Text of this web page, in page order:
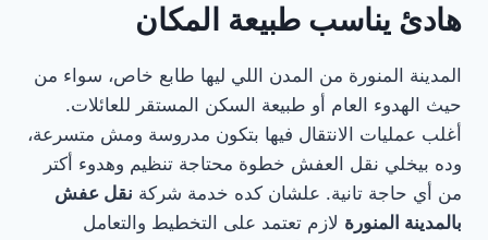
هادئ يناسب طبيعة المكان
المدينة المنورة من المدن اللي ليها طابع خاص، سواء من
حيث الهدوء العام أو طبيعة السكن المستقر للعائلات.
أغلب عمليات الانتقال فيها بتكون مدروسة ومش متسرعة،
وده بيخلي نقل العفش خطوة محتاجة تنظيم وهدوء أكتر
من أي حاجة تانية. علشان كده خدمة شركة نقل عفش
بالمدينة المنورة لازم تعتمد على التخطيط والتعامل